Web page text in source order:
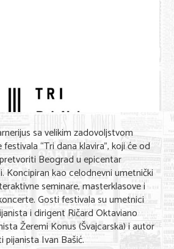
sa velikim zadovoljstvom
“Tri dana klavira”, koji će od
Beograd u epicentar
Koncipiran kao celodnevni umetnički
seminare, masterklasove i
Gosti festivala su umetnici
i dirigent Ričard Oktaviano
Žeremi Konus (Švajcarska) i autor
pijanista Ivan Bašić.